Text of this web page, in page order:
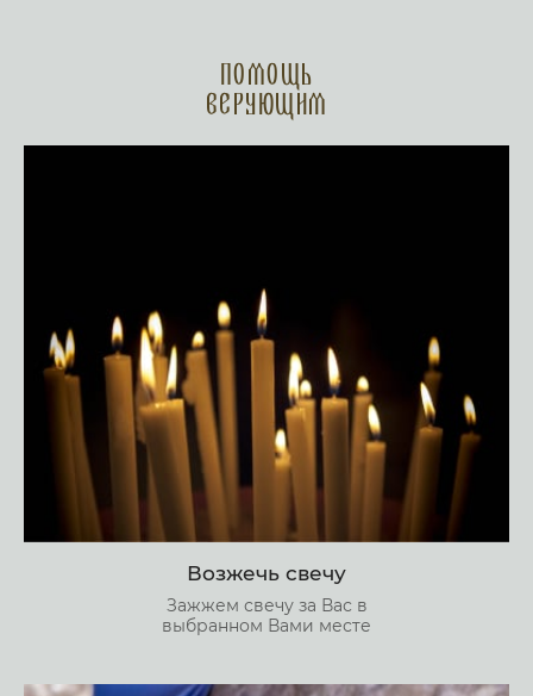
Помощь
верующим
Возжечь свечу
Зажжем свечу за Вас в
выбранном Вами месте